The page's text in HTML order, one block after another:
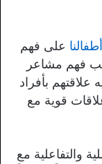
على فهم
فهم مشاعر
علاقتهم بأفراد
قوية مع
والتفاعلية مع